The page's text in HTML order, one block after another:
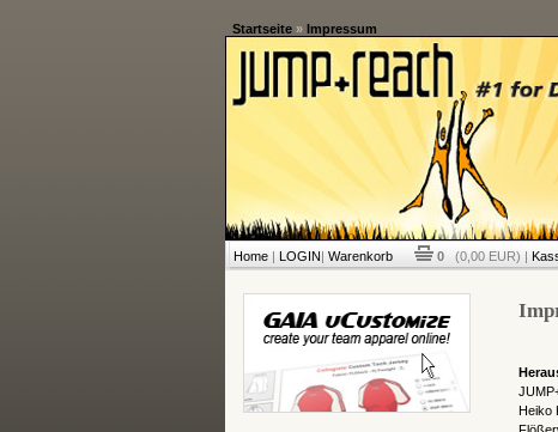
Startseite» Impressum
Home| LOGIN| Warenkorb 0 (0,00 EUR) |
Heiko